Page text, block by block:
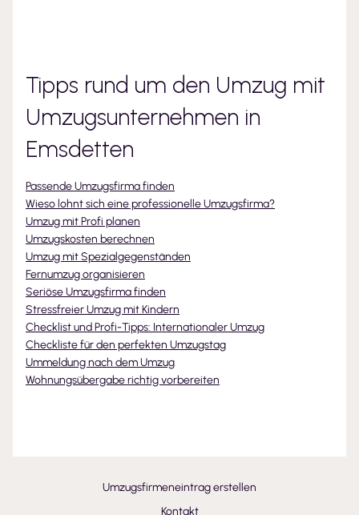
Tipps rund um den Umzug mit
Umzugsunternehmen in
Emsdetten
Passende Umzugsfirma finden
Wieso lohnt sich eine professionelle Umzugsfirma?
Umzug mit Profi planen
Umzugskosten berechnen
Umzug mit Spezialgegenständen
Fernumzug organisieren
Seriöse Umzugsfirma finden
Stressfreier Umzug mit Kindern
Checklist und Profi-Tipps: Internationaler Umzug
Checkliste für den perfekten Umzugstag
Ummeldung nach dem Umzug
Wohnungsübergabe richtig vorbereiten
Umzugsfirmeneintrag erstellen
Kontakt